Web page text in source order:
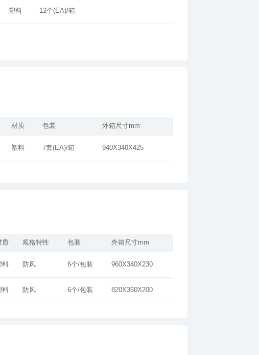
塑料 12个(EA)/箱
材质 包装 外箱尺寸mm
塑料 7套(EA)/箱 940X340X425
质 规格特性 包装 外箱尺寸mm
料 防风 6个/包装 960X340X230
料 防风 6个/包装 820X360X200